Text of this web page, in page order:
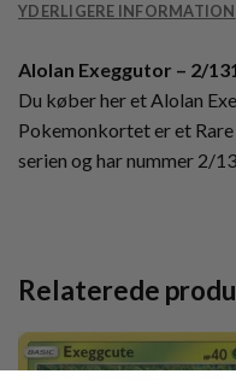
YDERLIGERE INFORMATION
Alolan Exeggutor – 2/
Du køber her et Alolan
Pokemonkortet er et
serien og har nummer 2/
Relaterede